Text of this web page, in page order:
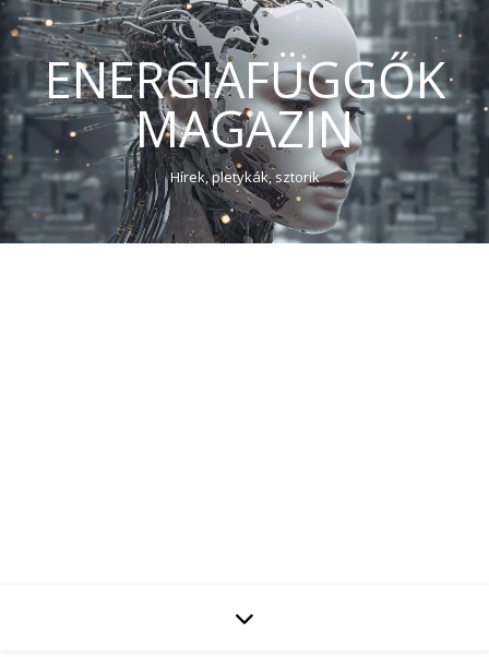
ENERGIAFÜGGŐK
MAGAZIN
Hírek, pletykák, sztorik